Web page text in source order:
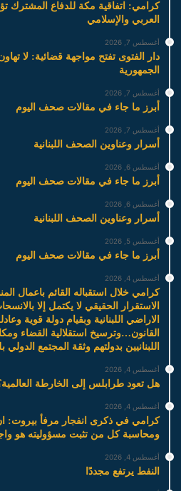
كرامي: اتفاقية مكة للدفاع
العربي والإسلامي
أغسطس 7, 2026
دار الفتوى تفتح مواجهة قضائية: لا
الجمهورية
أغسطس 7, 2026
أبرز ما جاء في مقالات صحف اليوم
أغسطس 7, 2026
أسرار وعناوين الصحف اللبنانية
أغسطس 6, 2026
أبرز ما جاء في مقالات صحف اليوم
أغسطس 6, 2026
أسرار وعناوين الصحف اللبنانية
أغسطس 5, 2026
أبرز ما جاء في مقالات صحف اليوم
أغسطس 4, 2026
كرامي خلال استقباله القائم باعمال
الاستقرار الحقيقي لا يكتمل إلا
الاراضي اللبنانية وبقيام دولة قوية
القانون…وترسيخ استقلالية القضاء
اللبنانيين بدولتهم وثقة المجتمع الدولي
أغسطس 4, 2026
هل تعود طرابلس إلى الخارطة
أغسطس 4, 2026
كرامي في ذكرى انفجار مرفأ بيروت:
ومحاسبة كل من تثبت مسؤوليته هو
أغسطس 4, 2026
النفط يرتفع مجددًا